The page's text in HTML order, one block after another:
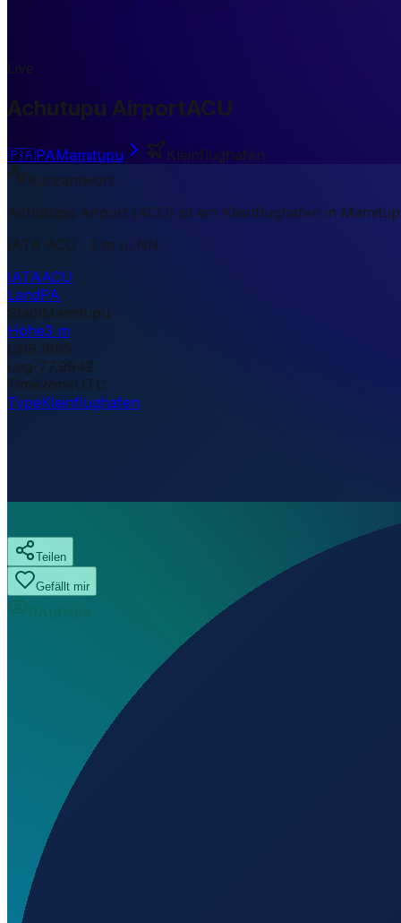
Live
Achutupu AirportACU
🇵🇦PAMamitupu
Kleinflughafen
Kurzantwort
Achutupu Airport (ACU) ist ein Kleinflughafen in
IATA ACU · 3 m ü. NN.
IATAACU
LandPA
StadtMamitupu
Höhe3 m
Lat9.1885
Lng-77.9942
TimezoneUTC
TypeKleinflughafen
Teilen
Gefällt mir
0Aufrufe
Welchen IATA-Code hat Achutupu Airport?
Wo liegt Achutupu Airport?
Auf welcher Höhe liegt Achutupu Airport?
Wird geladen...